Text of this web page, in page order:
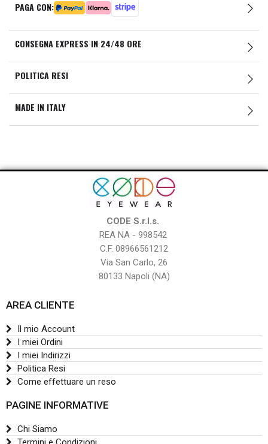
PAGA CON:
CONSEGNA EXPRESS IN 24/48 ORE
POLITICA RESI
MADE IN ITALY
CODE S.r.l.s.
REA NA - 998542
C.F. 08966561212
Via San Carlo, 26
80133 Napoli (NA)
AREA CLIENTE
Il mio Account
I miei Ordini
I miei Indirizzi
Politica Resi
Come effettuare un reso
PAGINE INFORMATIVE
Chi Siamo